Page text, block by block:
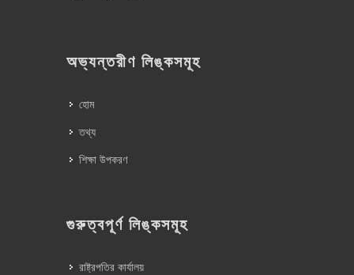
অভ্যন্তরীণ লিঙ্কসমূহ
হোম
তথ্য
শিক্ষা উপকরণ
গুরুত্বপূর্ণ লিঙ্কসমূহ
রাষ্ট্রপতির কার্যালয়